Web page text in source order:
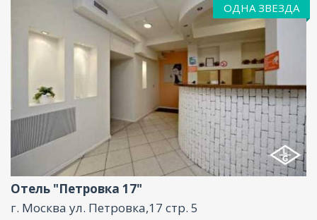
Парковка
ОДНА ЗВЕЗДА
Отель "Петровка 17"
г. Москва ул. Петровка,17 стр. 5